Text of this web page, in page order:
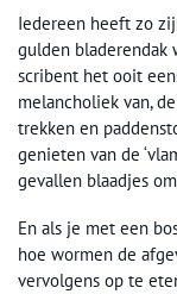
Iedereen heeft zo
gulden bladerendak
scribent het ooit
melancholiek van,
trekken en
genieten van de
gevallen blaadjes
En als je met een
hoe wormen de
vervolgens op te